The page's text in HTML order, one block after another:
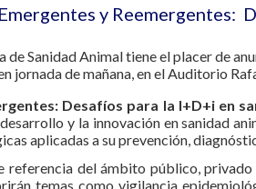
y Reemergentes:
Sanidad Animal tiene el placer de
de mañana, en el Auditorio
Desafíos para la I+D+i en
y la innovación en sanidad
aplicadas a su prevención,
del ámbito público,
temas como vigilancia